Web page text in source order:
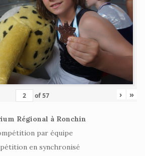
of57 › »
Régional à Ronchin
par équipe
en synchronisé